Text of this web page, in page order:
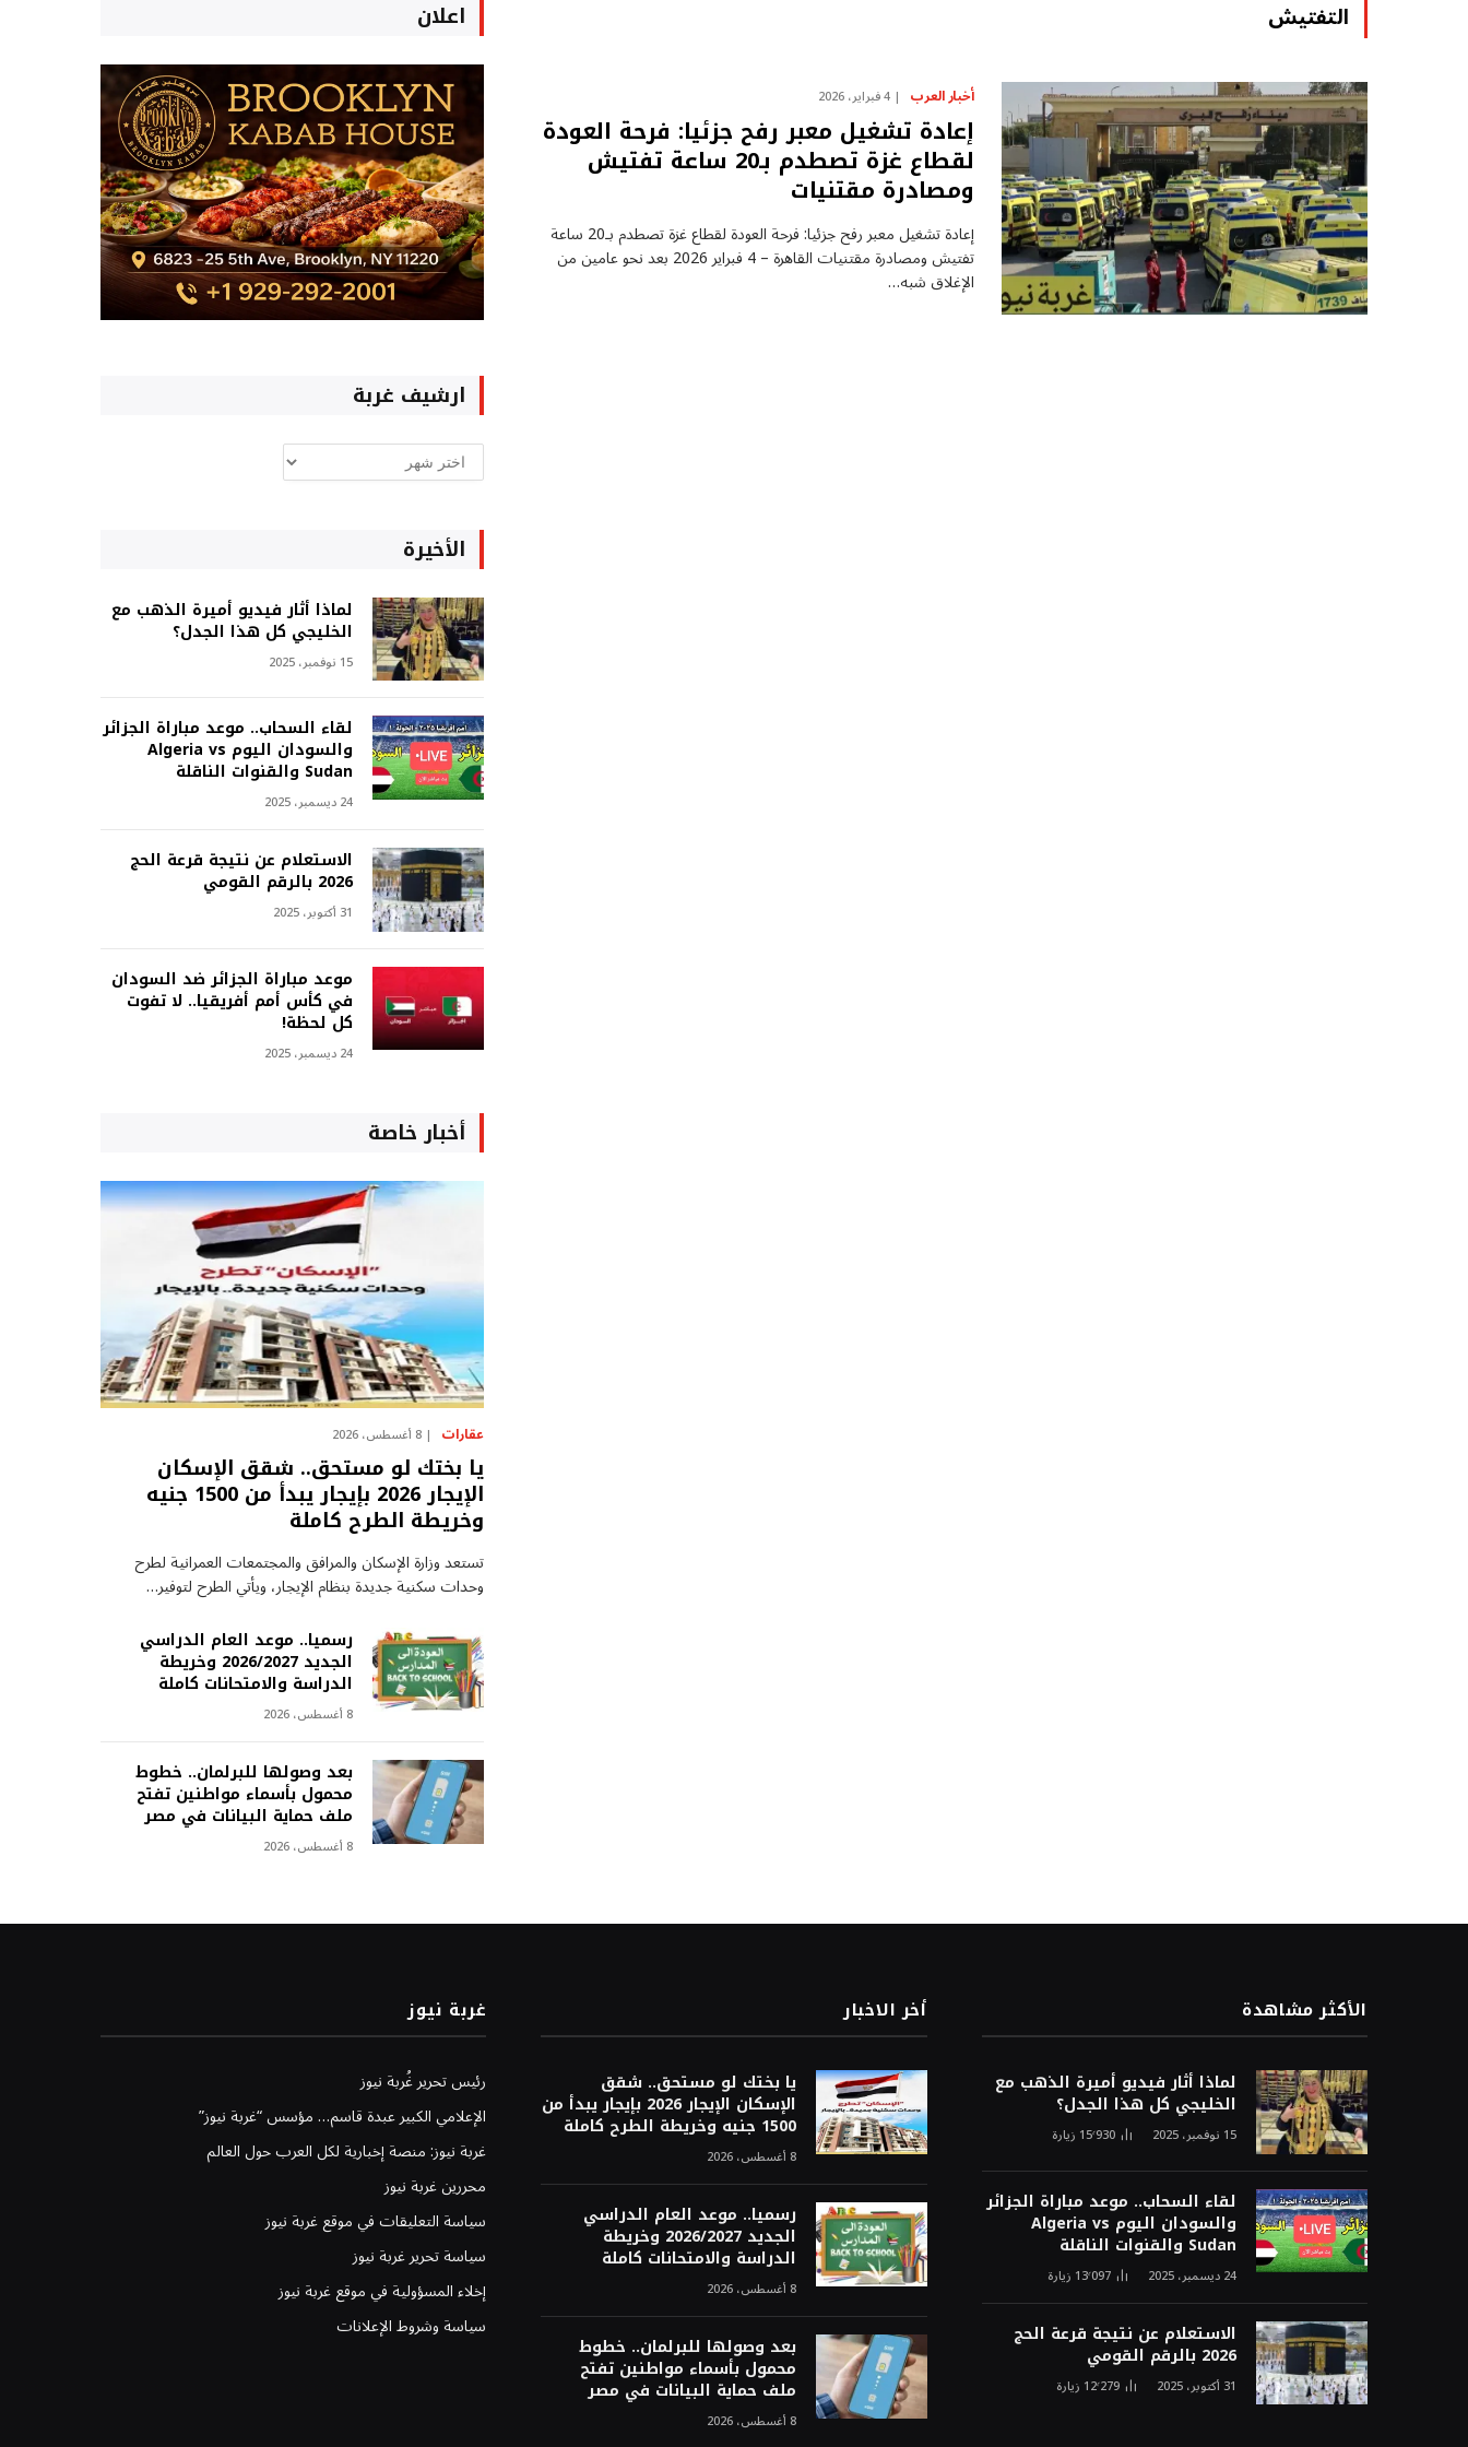
التفتيش
أخبار العرب 4 فبراير، 2026
إعادة تشغيل معبر رفح جزئيا: فرحة العودة
لقطاع غزة تصطدم بـ20 ساعة تفتيش
ومصادرة مقتنيات
إعادة تشغيل معبر رفح جزئيا: فرحة العودة لقطاع غزة تصطدم بـ20 ساعة
تفتيش ومصادرة مقتنيات القاهرة – 4 فبراير 2026 بعد نحو عامين من
الإغلاق شبه…
اعلان
ارشيف غربة
ارشيف
غربة
الأخيرة
لماذا أثار فيديو أميرة الذهب مع
الخليجي كل هذا الجدل؟
15 نوفمبر، 2025
لقاء السحاب.. موعد مباراة الجزائر
والسودان اليوم Algeria vs
Sudan والقنوات الناقلة
24 ديسمبر، 2025
الاستعلام عن نتيجة قرعة الحج
2026 بالرقم القومي
31 أكتوبر، 2025
موعد مباراة الجزائر ضد السودان
في كأس أمم أفريقيا.. لا تفوت
كل لحظة!
24 ديسمبر، 2025
أخبار خاصة
عقارات 8 أغسطس، 2026
يا بختك لو مستحق.. شقق الإسكان
الإيجار 2026 بإيجار يبدأ من 1500 جنيه
وخريطة الطرح كاملة
تستعد وزارة الإسكان والمرافق والمجتمعات العمرانية لطرح
وحدات سكنية جديدة بنظام الإيجار، ويأتي الطرح لتوفير…
رسميا.. موعد العام الدراسي
الجديد 2026/2027 وخريطة
الدراسة والامتحانات كاملة
8 أغسطس، 2026
بعد وصولها للبرلمان.. خطوط
محمول بأسماء مواطنين تفتح
ملف حماية البيانات في مصر
8 أغسطس، 2026
الأكثر مشاهدة
لماذا أثار فيديو أميرة الذهب مع
الخليجي كل هذا الجدل؟
15 نوفمبر، 2025 15٬930 زيارة
لقاء السحاب.. موعد مباراة الجزائر
والسودان اليوم Algeria vs
Sudan والقنوات الناقلة
24 ديسمبر، 2025 13٬097 زيارة
الاستعلام عن نتيجة قرعة الحج
2026 بالرقم القومي
31 أكتوبر، 2025 12٬279 زيارة
أخر الاخبار
يا بختك لو مستحق.. شقق
الإسكان الإيجار 2026 بإيجار يبدأ من
1500 جنيه وخريطة الطرح كاملة
8 أغسطس، 2026
رسميا.. موعد العام الدراسي
الجديد 2026/2027 وخريطة
الدراسة والامتحانات كاملة
8 أغسطس، 2026
بعد وصولها للبرلمان.. خطوط
محمول بأسماء مواطنين تفتح
ملف حماية البيانات في مصر
8 أغسطس، 2026
غربة نيوز
رئيس تحرير غُربة نيوز
الإعلامي الكبير عبدة قاسم… مؤسس “غربة نيوز”
غربة نيوز: منصة إخبارية لكل العرب حول العالم
محررين غربة نيوز
سياسة التعليقات في موقع غربة نيوز
سياسة تحرير غربة نيوز
إخلاء المسؤولية في موقع غربة نيوز
سياسة وشروط الإعلانات